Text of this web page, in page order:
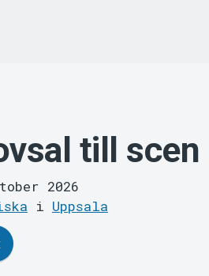
till scen
2026
i Uppsala